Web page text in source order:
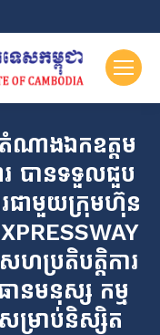
ណាងឯកឧត្តម
រ បានទទួលជួប
រជាមួយក្រុមហ៊ុន
ហប្រតិបត្តិការ
នមនុស្ស កម្ម
ម្រាប់និស្សិត